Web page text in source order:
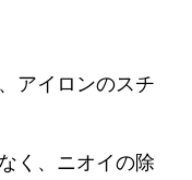
アイロンのスチ
く、ニオイの除